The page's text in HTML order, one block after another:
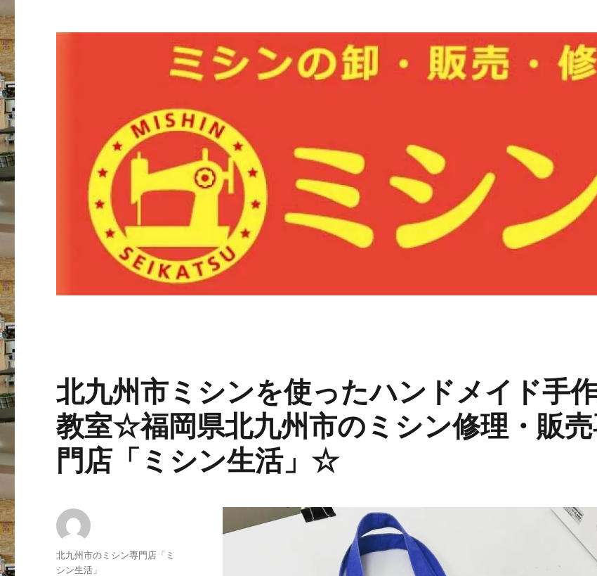
北九州市ミシンを使ったハンドメイド手
教室☆福岡県北九州市のミシン修理・販
門店「ミシン生活」☆
投
稿
北九州市のミシン専門店「ミ
シン生活」